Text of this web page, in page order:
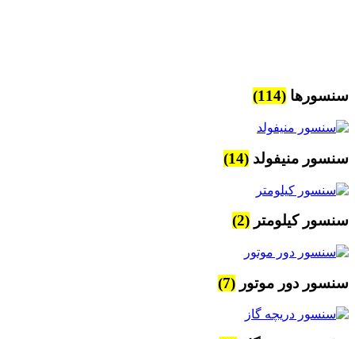
سنسورها (114)
سنسور منیفولد (14)
سنسور کیلومتر (2)
سنسور دور موتور (7)